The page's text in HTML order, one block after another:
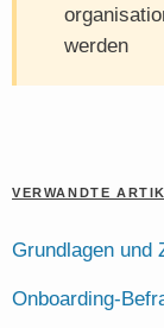
werden
VERWANDTE
Grundlagen und
Onboarding-